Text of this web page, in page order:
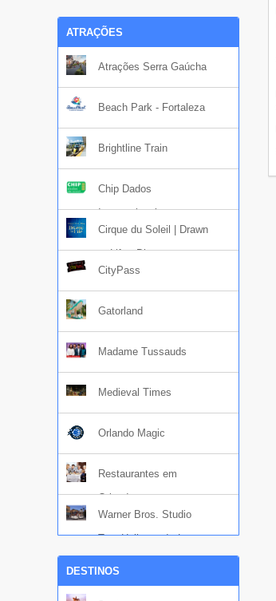
ATRAÇÕES
Atrações Serra Gaúcha
Beach Park - Fortaleza
Brightline Train
Chip Dados
Internacional
Cirque du Soleil | Drawn
to Life - Disney
CityPass
Gatorland
Madame Tussauds
Medieval Times
Orlando Magic
Restaurantes em
Orlando
Warner Bros. Studio
Tour Hollywood - Los
DESTINOS